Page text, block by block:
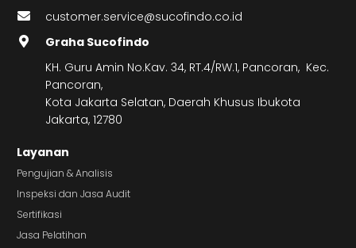
customer.service@sucofindo.co.id
Graha Sucofindo
KH. Guru Amin No.Kav. 34, RT.4/RW.1, Pancoran, Kec.
Pancoran,
Kota Jakarta Selatan, Daerah Khusus Ibukota
Jakarta, 12780
Layanan
Pengujian & Analisis
Inspeksi dan Jasa Audit
Sertifikasi
Jasa Pelatihan